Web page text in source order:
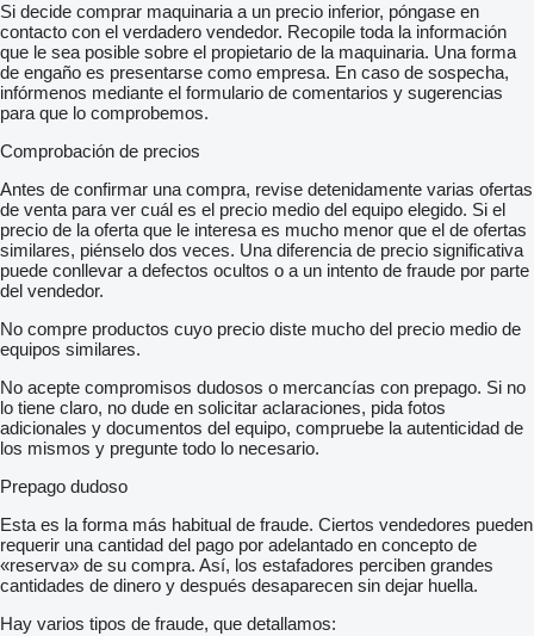
Si decide comprar maquinaria a un precio inferior, póngase en
contacto con el verdadero vendedor. Recopile toda la información
que le sea posible sobre el propietario de la maquinaria. Una forma
de engaño es presentarse como empresa. En caso de sospecha,
infórmenos mediante el formulario de comentarios y sugerencias
para que lo comprobemos.
Comprobación de precios
Antes de confirmar una compra, revise detenidamente varias ofertas
de venta para ver cuál es el precio medio del equipo elegido. Si el
precio de la oferta que le interesa es mucho menor que el de ofertas
similares, piénselo dos veces. Una diferencia de precio significativa
puede conllevar a defectos ocultos o a un intento de fraude por parte
del vendedor.
No compre productos cuyo precio diste mucho del precio medio de
equipos similares.
No acepte compromisos dudosos o mercancías con prepago. Si no
lo tiene claro, no dude en solicitar aclaraciones, pida fotos
adicionales y documentos del equipo, compruebe la autenticidad de
los mismos y pregunte todo lo necesario.
Prepago dudoso
Esta es la forma más habitual de fraude. Ciertos vendedores pueden
requerir una cantidad del pago por adelantado en concepto de
«reserva» de su compra. Así, los estafadores perciben grandes
cantidades de dinero y después desaparecen sin dejar huella.
Hay varios tipos de fraude, que detallamos: